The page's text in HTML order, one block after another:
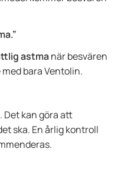
astmanär besvären
bara Ventolin.
Det kan göra att
ska. En årlig kontroll